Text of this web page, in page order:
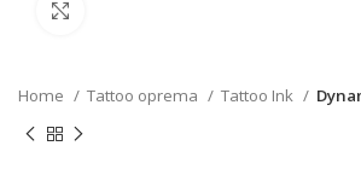
Home Tattoo oprema Tattoo Ink